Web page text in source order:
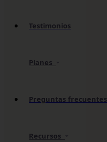
Testimonios
Planes
Preguntas frecuentes
Recursos